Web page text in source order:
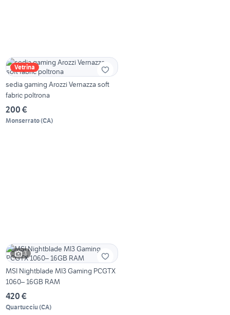
Vetrina
sedia gaming Arozzi Vernazza soft
fabric poltrona
200 €
Monserrato(CA)
3
MSI Nightblade MI3 Gaming PCGTX
1060– 16GB RAM
420 €
Quartucciu(CA)